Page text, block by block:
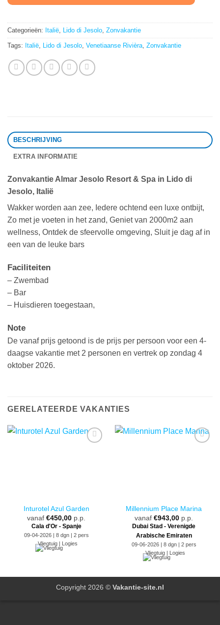
Categorieën: Italië, Lido di Jesolo, Zonvakantie
Tags: Italië, Lido di Jesolo, Venetiaanse Rivièra, Zonvakantie
BESCHRIJVING
EXTRA INFORMATIE
Zonvakantie Almar Jesolo Resort & Spa in Lido di
Jesolo, Italië
Wakker worden aan zee, Iedere ochtend een luxe ontbijt,
Zo met je voeten in het zand, Geniet van 2000m2 aan
wellness, Ontdek de sfeervolle omgeving, Sluit je dag af in
een van de leuke bars
Faciliteiten
– Zwembad
– Bar
– Huisdieren toegestaan,
Note
De vanaf prijs getoond is de prijs per persoon voor een 4-
daagse vakantie met 2 personen en vertrek op zondag 4
oktober 2026.
GERELATEERDE VAKANTIES
Inturotel Azul Garden
vanaf €450,00 p.p.
Cala d'Or - Spanje
09-04-2026 | 8 dgn | 2 pers
Vliegtuig | Logies
Millennium Place Marina
vanaf €943,00 p.p.
Dubai Stad - Verenigde
Arabische Emiraten
09-06-2026 | 8 dgn | 2 pers
Vliegtuig | Logies
Copyright 2026 © Vakantie-site.nl